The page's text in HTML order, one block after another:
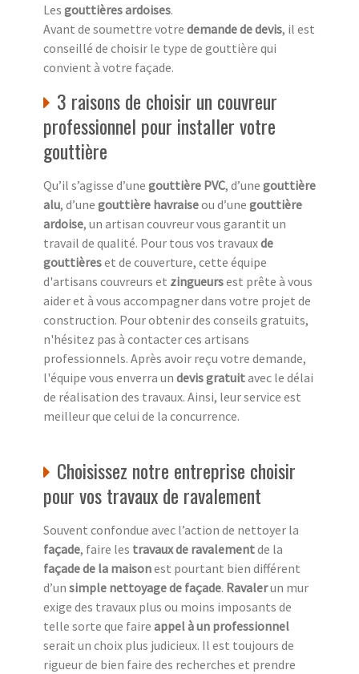
Les gouttières ardoises.
Avant de soumettre votre demande de devis, il est
conseillé de choisir le type de gouttière qui
convient à votre façade.
3 raisons de choisir un couvreur
professionnel pour installer votre
gouttière
Qu’il s’agisse d’une gouttière PVC, d’une gouttière
alu, d’une gouttière havraiseou d’une gouttière
ardoise, un artisan couvreur vous garantit un
travail de qualité. Pour tous vos travauxde
gouttièreset de couverture, cette équipe
d'artisans couvreurs et zingueursest prête à vous
aider et à vous accompagner dans votre projet de
construction. Pour obtenir des conseils gratuits,
n'hésitez pas à contacter ces artisans
professionnels. Après avoir reçu votre demande,
l'équipe vous enverra un devis gratuitavec le délai
de réalisation des travaux. Ainsi, leur service est
meilleur que celui de la concurrence.
Choisissez notre entreprise choisir
pour vos travaux de ravalement
Souvent confondue avec l’action de nettoyer la
façade, faire les travaux de ravalementde la
façade de la maisonest pourtant bien différent
d’un simple nettoyage de façade. Ravalerun mur
exige des travaux plus ou moins imposants de
telle sorte que faire appel à un professionnel
serait un choix plus judicieux. Il est toujours de
rigueur de bien faire des recherches et prendre